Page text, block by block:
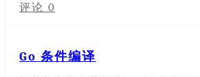
评论 0
Go 条件编译